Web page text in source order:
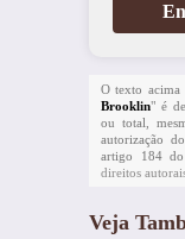
O texto acima
Brooklin" é
ou total,
autorização
artigo 184
direitos
Veja